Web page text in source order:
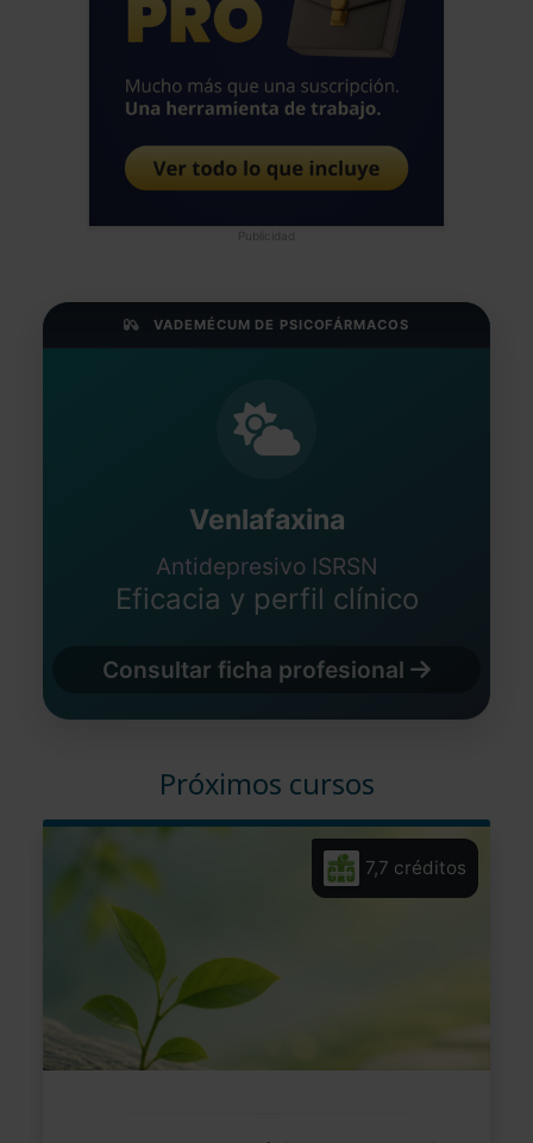
Publicidad
VADEMÉCUM DE PSICOFÁRMACOS
Venlafaxina
Antidepresivo ISRSN
Eficacia y perfil clínico
Consultar ficha profesional
Próximos cursos
7,7 créditos